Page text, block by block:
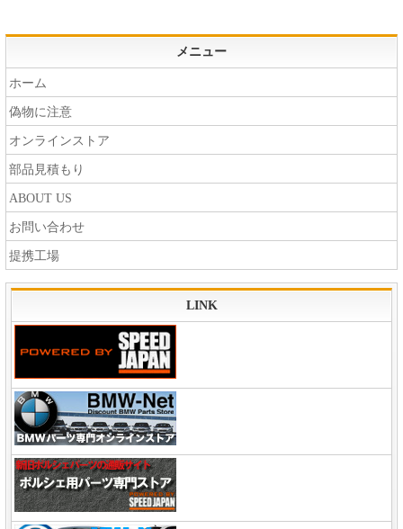
メニュー
ホーム
偽物に注意
オンラインストア
部品見積もり
ABOUT US
お問い合わせ
提携工場
LINK